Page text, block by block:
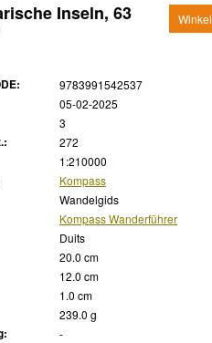
Inseln, 63
9783991542537
05-02-2025
3
272
1:210000
Kompass
Wandelgids
Kompass Wanderführer
Duits
20.0 cm
12.0 cm
1.0 cm
239.0 g
-